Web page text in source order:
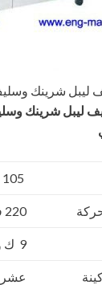
ليبل شرينك
ليبل شرينك
220 فولت و يمكن تعديله حسب الكهرباء المتاحه لدي العميل
9 ك وات